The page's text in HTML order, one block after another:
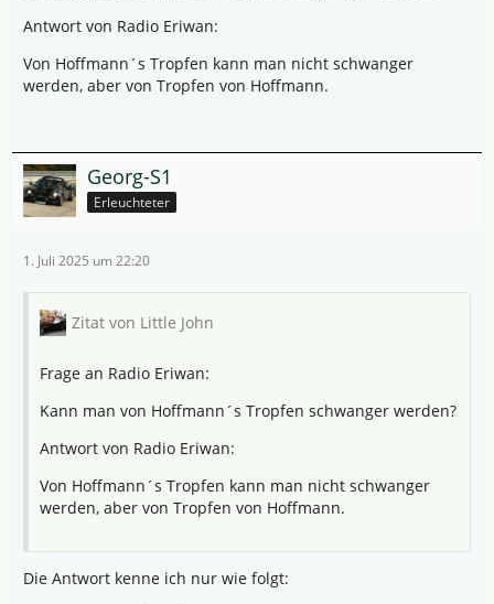
Antwort von Radio Eriwan:
Von Hoffmann´s Tropfen kann man nicht schwanger
werden, aber von Tropfen von Hoffmann.
Georg-S1
Erleuchteter
1. Juli 2025 um 22:20
Zitat von Little John
Frage an Radio Eriwan:
Kann man von Hoffmann´s Tropfen schwanger werden?
Antwort von Radio Eriwan:
Von Hoffmann´s Tropfen kann man nicht schwanger
werden, aber von Tropfen von Hoffmann.
Die Antwort kenne ich nur wie folgt: